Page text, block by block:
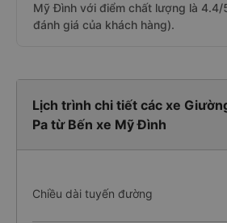
Mỹ Đình với điểm chất lượng là
đánh giá của khách hàng).
Lịch trình chi tiết các xe
Pa từ Bến xe Mỹ Đình
Chiều dài tuyến đường